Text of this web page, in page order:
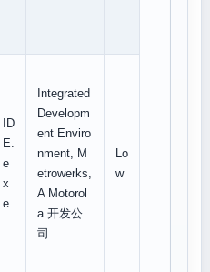
ID
E.
e
x
e
Integrated
Developm
ent Enviro
nment, M
etrowerks,
A Motorol
a 开发公
司
Lo
w